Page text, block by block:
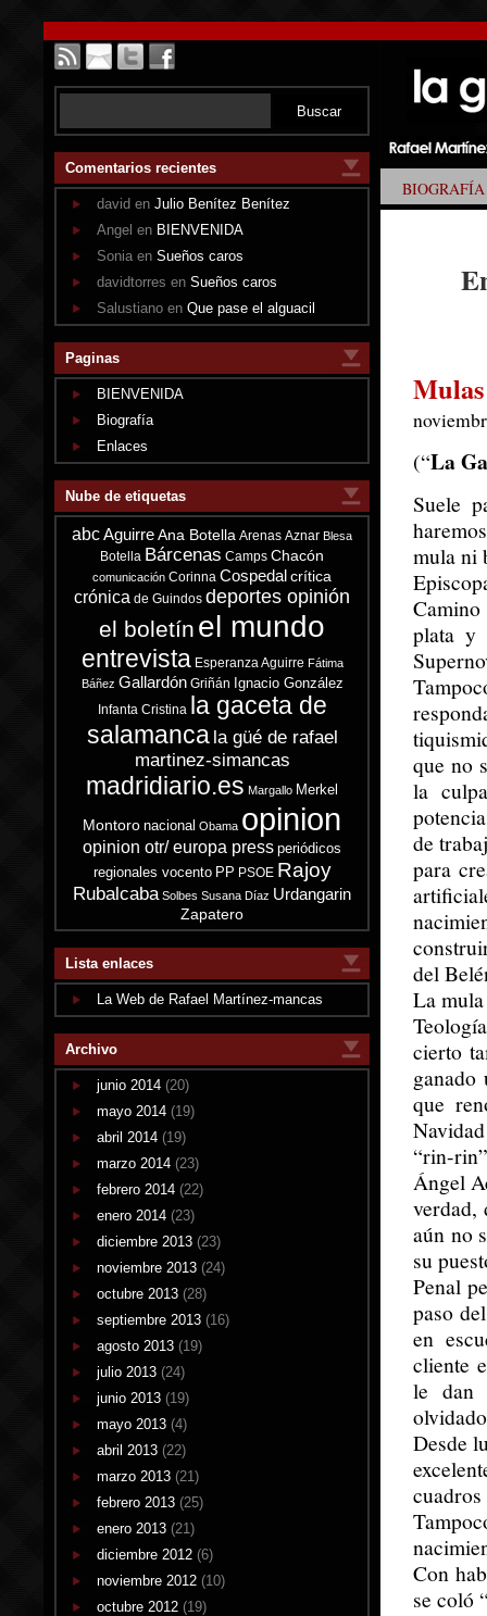
Comentarios recientes
david en Julio Benítez Benítez
Angel en BIENVENIDA
Sonia en Sueños caros
davidtorres en Sueños caros
Salustiano en Que pase el alguacil
Paginas
BIENVENIDA
Biografía
Enlaces
Nube de etiquetas
abcAguirre Ana Botella Arenas Aznar Blesa
Botella Bárcenas Camps Chacón
comunicación Corinna Cospedal crítica
crónica de Guindos deportes opinión
el boletín el mundo
entrevista Esperanza Aguirre Fátima
Báñez Gallardón Griñán Ignacio González
Infanta Cristina la gaceta de
salamanca la güé de rafael
martinez-simancas
madridiario.es Margallo Merkel
Montoro nacional Obama opinion
opinion otr/ europa press periódicos
regionales vocento PP PSOE Rajoy
Rubalcaba Solbes Susana Díaz Urdangarin
Zapatero
Lista enlaces
La Web de Rafael Martínez-mancas
Archivo
junio 2014 (20)
mayo 2014 (19)
abril 2014 (19)
marzo 2014 (23)
febrero 2014 (22)
enero 2014 (23)
diciembre 2013 (23)
noviembre 2013 (24)
octubre 2013 (28)
septiembre 2013 (16)
agosto 2013 (19)
julio 2013 (24)
junio 2013 (19)
mayo 2013 (4)
abril 2013 (22)
marzo 2013 (21)
febrero 2013 (25)
enero 2013 (21)
diciembre 2012 (6)
noviembre 2012 (10)
octubre 2012 (19)
BIOGRAFÍA
(“La
Suele
mula ni
plata y
que no
la
de
para
del
La
cierto
ganado
que
“rin-
Ángel
verdad,
aún no
su
Penal
paso
en
cliente
le dan
Desde
Con
se coló